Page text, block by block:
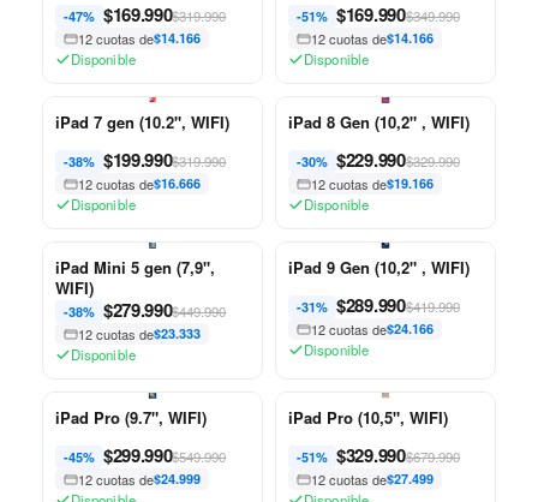
-47% $169.990$319.990
12 cuotas de$14.166
Disponible
-51% $169.990$349.990
12 cuotas de$14.166
Disponible
iPad 7 gen (10.2", WIFI)
-38% $199.990$319.990
12 cuotas de$16.666
Disponible
iPad 8 Gen (10,2" , WIFI)
-30% $229.990$329.990
12 cuotas de$19.166
Disponible
iPad Mini 5 gen (7,9",
WIFI)
-38% $279.990$449.990
12 cuotas de$23.333
Disponible
iPad 9 Gen (10,2" , WIFI)
-31% $289.990$419.990
12 cuotas de$24.166
Disponible
iPad Pro (9.7", WIFI)
-45% $299.990$549.990
12 cuotas de$24.999
iPad Pro (10,5", WIFI)
-51% $329.990$679.990
12 cuotas de$27.499